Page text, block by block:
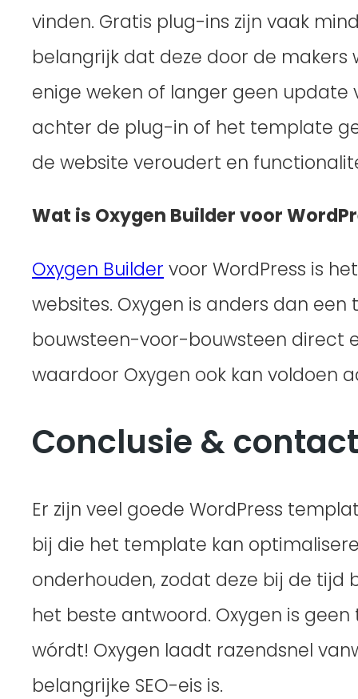
vinden. Gratis plug-ins zijn vaak
belangrijk dat deze door de
enige weken of langer geen update
achter de plug-in of het template
de website veroudert en
Wat is Oxygen Builder voor
Oxygen Builder voor WordPress is
websites. Oxygen is anders dan
bouwsteen-voor-bouwsteen direct
waardoor Oxygen ook kan voldoen
Conclusie & contact
Er zijn veel goede WordPress
bij die het template kan
onderhouden, zodat deze bij de tijd
het beste antwoord. Oxygen is
wórdt! Oxygen laadt razendsnel
belangrijke SEO-eis is.